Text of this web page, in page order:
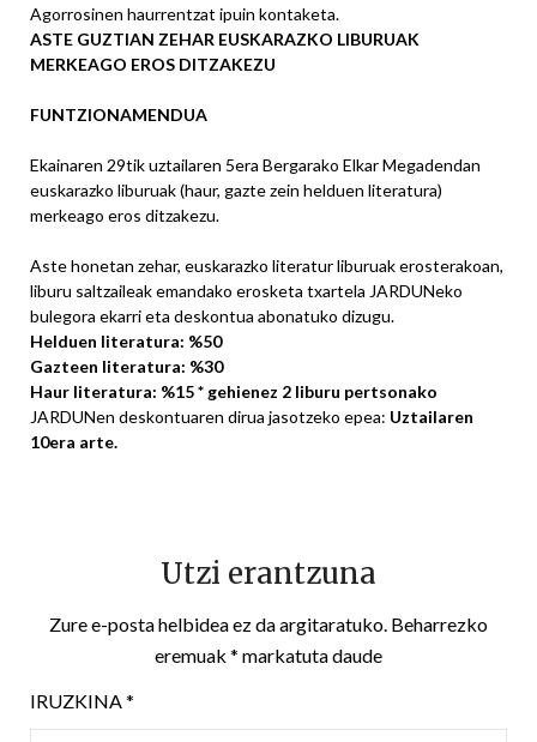
Agorrosinen haurrentzat ipuin kontaketa.
ASTE GUZTIAN ZEHAR EUSKARAZKO LIBURUAK
MERKEAGO EROS DITZAKEZU
FUNTZIONAMENDUA
Ekainaren 29tik uztailaren 5era Bergarako Elkar Megadendan
euskarazko liburuak (haur, gazte zein helduen literatura)
merkeago eros ditzakezu.
Aste honetan zehar, euskarazko literatur liburuak erosterakoan,
liburu saltzaileak emandako erosketa txartela JARDUNeko
bulegora ekarri eta deskontua abonatuko dizugu.
Helduen literatura: %50
Gazteen literatura: %30
Haur literatura: %15 * gehienez 2 liburu pertsonako
JARDUNen deskontuaren dirua jasotzeko epea: Uztailaren
10era arte.
Utzi erantzuna
Zure e-posta helbidea ez da argitaratuko. Beharrezko
eremuak * markatuta daude
IRUZKINA*